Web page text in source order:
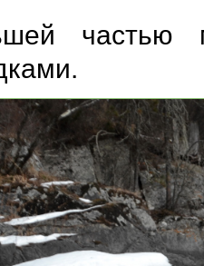
частью